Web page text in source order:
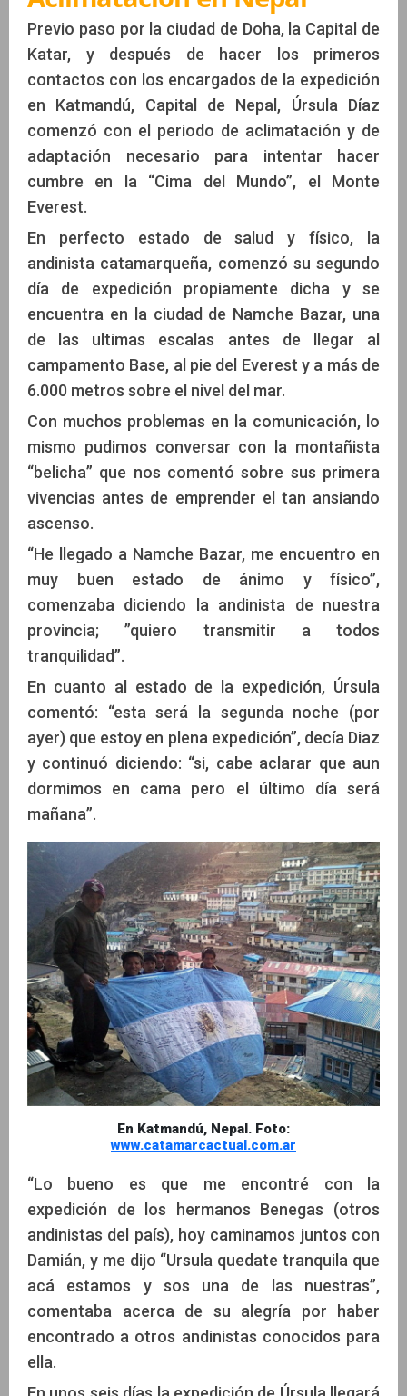
Previo paso por la ciudad de Doha, la Capital de
Katar, y después de hacer los primeros
contactos con los encargados de la expedición
en Katmandú, Capital de Nepal, Úrsula Díaz
comenzó con el periodo de aclimatación y de
adaptación necesario para intentar hacer
cumbre en la “Cima del Mundo”, el Monte
Everest.
En perfecto estado de salud y físico, la
andinista catamarqueña, comenzó su segundo
día de expedición propiamente dicha y se
encuentra en la ciudad de Namche Bazar, una
de las ultimas escalas antes de llegar al
campamento Base, al pie del Everest y a más de
6.000 metros sobre el nivel del mar.
Con muchos problemas en la comunicación, lo
mismo pudimos conversar con la montañista
“belicha” que nos comentó sobre sus primera
vivencias antes de emprender el tan ansiando
ascenso.
“He llegado a Namche Bazar, me encuentro en
muy buen estado de ánimo y físico”,
comenzaba diciendo la andinista de nuestra
provincia; ”quiero transmitir a todos
tranquilidad”.
En cuanto al estado de la expedición, Úrsula
comentó: “esta será la segunda noche (por
ayer) que estoy en plena expedición”, decía Diaz
y continuó diciendo: “si, cabe aclarar que aun
dormimos en cama pero el último día será
mañana”.
En Katmandú, Nepal. Foto:
www.catamarcactual.com.ar
“Lo bueno es que me encontré con la
expedición de los hermanos Benegas (otros
andinistas del país), hoy caminamos juntos con
Damián, y me dijo “Ursula quedate tranquila que
acá estamos y sos una de las nuestras”,
comentaba acerca de su alegría por haber
encontrado a otros andinistas conocidos para
ella.